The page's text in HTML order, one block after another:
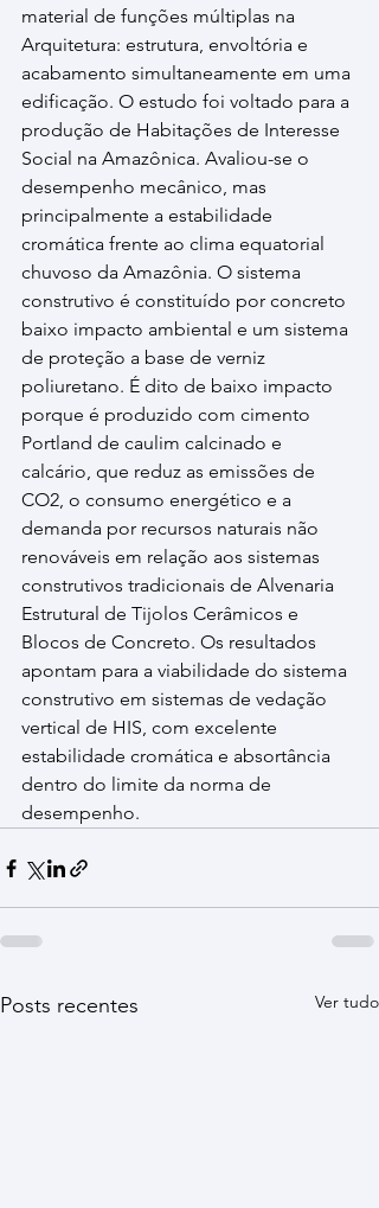
material de funções múltiplas na
Arquitetura: estrutura, envoltória e
acabamento simultaneamente em uma
edificação. O estudo foi voltado para a
produção de Habitações de Interesse
Social na Amazônica. Avaliou-se o
desempenho mecânico, mas
principalmente a estabilidade
cromática frente ao clima equatorial
chuvoso da Amazônia. O sistema
construtivo é constituído por concreto
baixo impacto ambiental e um sistema
de proteção a base de verniz
poliuretano. É dito de baixo impacto
porque é produzido com cimento
Portland de caulim calcinado e
calcário, que reduz as emissões de
CO2, o consumo energético e a
demanda por recursos naturais não
renováveis em relação aos sistemas
construtivos tradicionais de Alvenaria
Estrutural de Tijolos Cerâmicos e
Blocos de Concreto. Os resultados
apontam para a viabilidade do sistema
construtivo em sistemas de vedação
vertical de HIS, com excelente
estabilidade cromática e absortância
dentro do limite da norma de
desempenho.
Posts recentes Ver tudo